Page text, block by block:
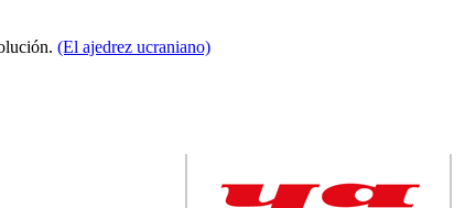
(El ajedrez ucraniano)